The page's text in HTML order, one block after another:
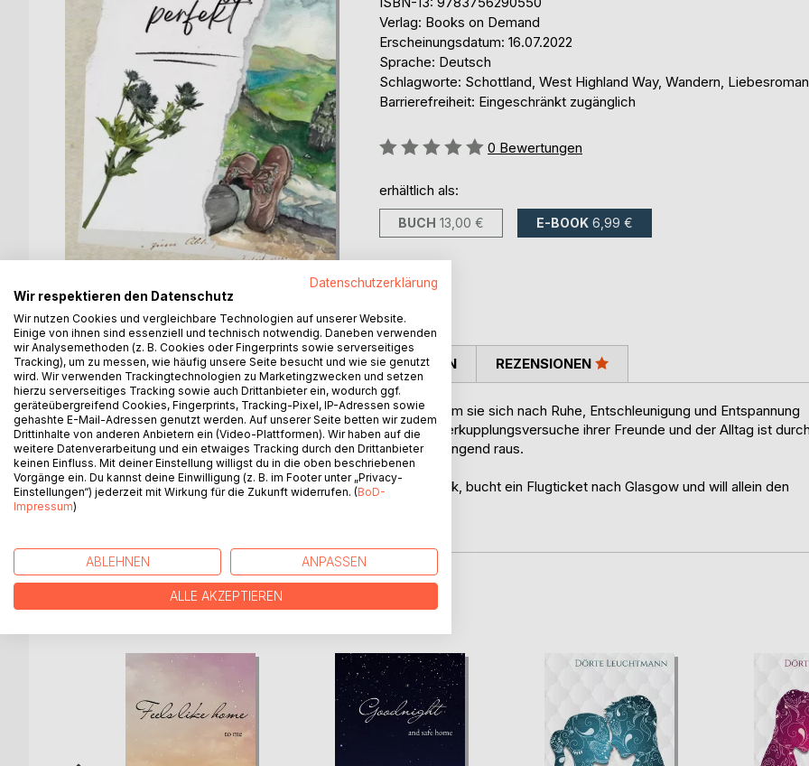
Verlag: Books on Demand
Erscheinungsdatum: 16.07.2022
Sprache: Deutsch
Schlagworte: Schottland, West Highland Way, Wandern, Liebesroman
Barrierefreiheit: Eingeschränkt zugänglich
Bewertung::
0 Bewertungen
erhältlich als:
BUCH 13,00 € E-BOOK 6,99 €
BESCHREIBUNG
Emma befindet sich an einem Punkt in ihrem Leben, an dem sie sich nach Ruhe, Entschleunigung und Entspannung
sehnt. Ihr Liebesleben beschränkt sich auf missglückte Verkupplungsversuche ihrer Freunde und der Alltag ist
Hektik, Stress und Abgabetermine bestimmt. Sie muss dringend raus.
Einer spontanen Idee folgend, packt Emma ihren Rucksack, bucht ein Flugticket nach Glasgow und will allein den
AUTOR/IN PRESSESTIMMEN REZENSIONEN
WEITERE TITEL BEIBoD
Datenschutzerklärung
Wir respektieren den Datenschutz
Wir nutzen Cookies und vergleichbare Technologien auf unserer Website.
Einige von ihnen sind essenziell und technisch notwendig. Daneben verwenden
wir Analysemethoden (z. B. Cookies oder Fingerprints sowie serverseitiges
Tracking), um zu messen, wie häufig unsere Seite besucht und wie sie genutzt
wird. Wir verwenden Trackingtechnologien zu Marketingzwecken und setzen
hierzu serverseitiges Tracking sowie auch Drittanbieter ein, wodurch ggf.
geräteübergreifend Cookies, Fingerprints, Tracking-Pixel, IP-Adressen sowie
gehashte E-Mail-Adressen genutzt werden. Auf unserer Seite betten wir zudem
Drittinhalte von anderen Anbietern ein (Video-Plattformen). Wir haben auf die
weitere Datenverarbeitung und ein etwaiges Tracking durch den Drittanbieter
keinen Einfluss. Mit deiner Einstellung willigst du in die oben beschriebenen
Vorgänge ein. Du kannst deine Einwilligung (z. B. im Footer unter „Privacy-
Einstellungen“) jederzeit mit Wirkung für die Zukunft widerrufen. (BoD-
Impressum)
ABLEHNEN ANPASSEN
ALLE AKZEPTIEREN